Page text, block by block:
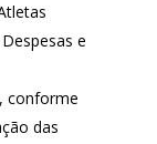
e
conforme
das